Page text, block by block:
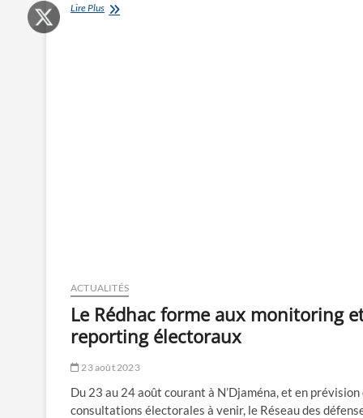
Lire PlusDjingring
ACTUALITÉS
Le Rédhac forme aux monitoring
reporting électoraux
23 août 2023
Du 23 au 24 août courant à N’Djaména, et en prévision
consultations électorales à venir, le Réseau des